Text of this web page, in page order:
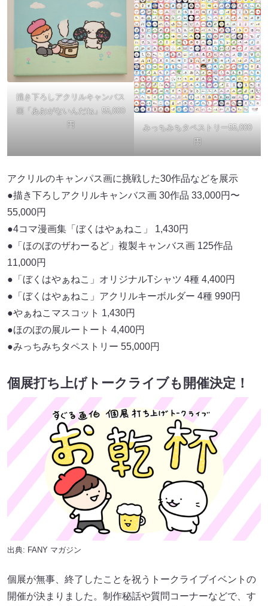
描き下ろしアクリルキャンバス
画「あおがないんだね」55,000
円
みっちみちタペストリー55,000
円
アクリルのキャンパス画に挑戦した30作品などを展示
●描き下ろしアクリルキャンバス画 30作品 33,000円〜
55,000円
●4コマ漫画集「ぼくはやぁねこ」 1,430円
●「ほのぼのザわーるど」複製キャンバス画 125作品
11,000円
●「ぼくはやぁねこ」オリジナルTシャツ 4種 4,400円
●「ぼくはやぁねこ」アクリルキーボルダー 4種 990円
●やぁねこマスコット 1,430円
●ほのぼの展ルートート 4,400円
●みっちみちタペストリー 55,000円
個展打ち上げトークライブも開催決定！
出典: FANY マガジン
個展が無事、終了したことを祝うトークライブイベントの
開催が決まりました。制作秘話や質問コーナーなどで、す